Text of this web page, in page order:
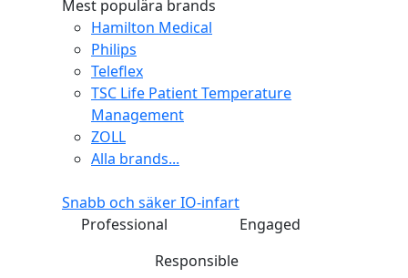
Mest populära brands
Hamilton Medical
Philips
Teleflex
TSC Life Patient Temperature
Management
ZOLL
Alla brands...
Snabb och säker IO-infart
Professional
Engaged
Responsible